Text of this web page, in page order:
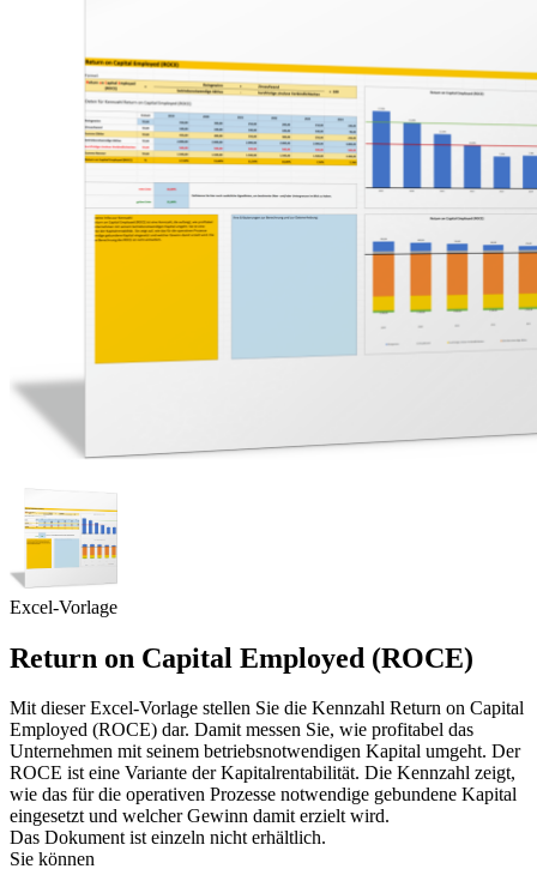
Excel-Vorlage
Return on Capital Employed (ROCE)
Mit dieser Excel-Vorlage stellen Sie die Kennzahl Return on Capital
Employed (ROCE) dar. Damit messen Sie, wie profitabel das
Unternehmen mit seinem betriebsnotwendigen Kapital umgeht. Der
ROCE ist eine Variante der Kapitalrentabilität. Die Kennzahl zeigt,
wie das für die operativen Prozesse notwendige gebundene Kapital
eingesetzt und welcher Gewinn damit erzielt wird.
Das Dokument ist einzeln nicht erhältlich.
Sie können